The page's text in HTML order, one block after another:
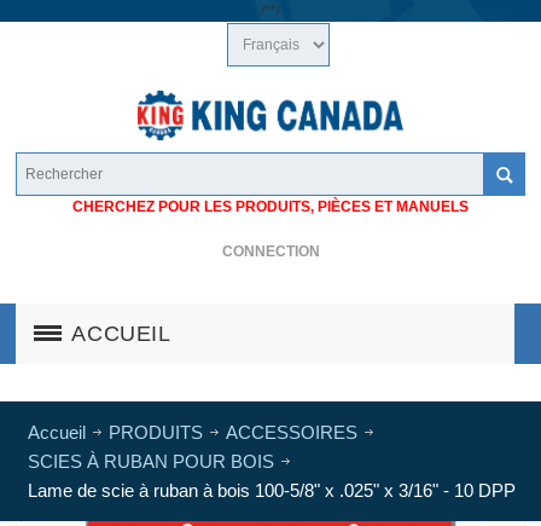
/**/
CHERCHEZ POUR LES PRODUITS, PIÈCES ET MANUELS
CONNECTION
ACCUEIL
Accueil PRODUITS
ACCESSOIRES
SCIES À RUBAN POUR BOIS
Lame de scie à ruban à bois 100-5/8" x .025" x 3/16" - 10 DPP